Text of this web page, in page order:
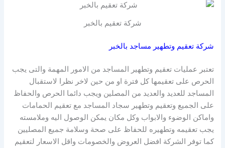
شركة تعقيم بالخبر
شركة تعقيم وتطهير مساجد بالخبر
تعتبر عمليات تعقيم وتطهير المساجد من الامور المهمة والتى يجب
الحرص على تعقيمها كل فترة او من حين لاخر نظرا لاستقبال
المساجد للعديد والعديد من المصلين ويجب دائما الحرص والحفاظ
على الجميع وتعقيم وتطهير سجاد المساجد مع تعقيم الحمامات
واماكن الوضوء والابواب وكل مكان يمكن الوصول اليه وملامسته
يجب تعقيمه وتطهيره للحفاظ على صحة وسلامة جميع المصليين
كما توفر الشركة افضل العروض والخصومات واقل الاسعار لتعقيم